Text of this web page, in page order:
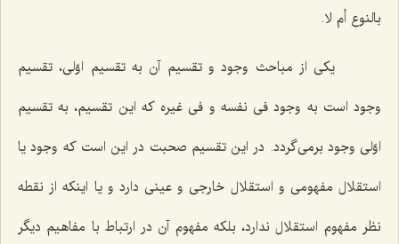
بالنوع أم لا.
یكى از مباحث وجود و تقسیم آن به تقسیم اوّلى، تقسیم
وجود است به وجود فى نفسه و فى غیره كه این تقسیم، به تقسیم
اوّلى وجود برمى‌گردد. در این تقسیم صحبت در این است كه وجود یا
استقلال مفهومى و استقلال خارجى و عینى دارد و یا اینكه از نقطه
نظر مفهوم استقلال ندارد، بلكه مفهوم آن در ارتباط با مفاهیم دیگر